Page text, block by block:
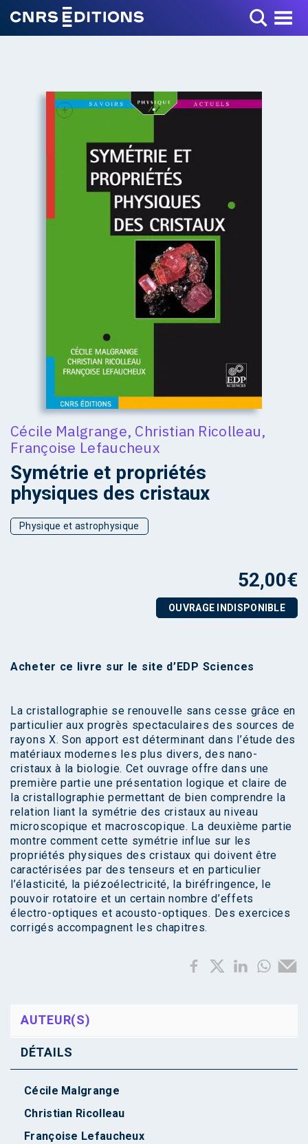
Toggle Menu
+
Cécile Malgrange, Christian Ricolleau,
Françoise Lefaucheux
Symétrie et propriétés
physiques des cristaux
Physique et astrophysique
52,00€
OUVRAGE INDISPONIBLE
Acheter ce livre sur le site d’EDP Sciences
La cristallographie se renouvelle sans cesse grâce en
particulier aux progrès spectaculaires des sources de
rayons X. Son apport est déterminant dans l’étude des
matériaux modernes les plus divers, des nano-
cristaux à la biologie. Cet ouvrage offre dans une
première partie une présentation logique et claire de
la cristallographie permettant de bien comprendre la
relation liant la symétrie des cristaux au niveau
microscopique et macroscopique. La deuxième partie
montre comment cette symétrie influe sur les
propriétés physiques des cristaux qui doivent être
caractérisées par des tenseurs et en particulier
l’élasticité, la piézoélectricité, la biréfringence, le
pouvoir rotatoire et un certain nombre d’effets
électro-optiques et acousto-optiques. Des exercices
corrigés accompagnent les chapitres.
AUTEUR(S)
DÉTAILS
Cécile Malgrange
Christian Ricolleau
Françoise Lefaucheux